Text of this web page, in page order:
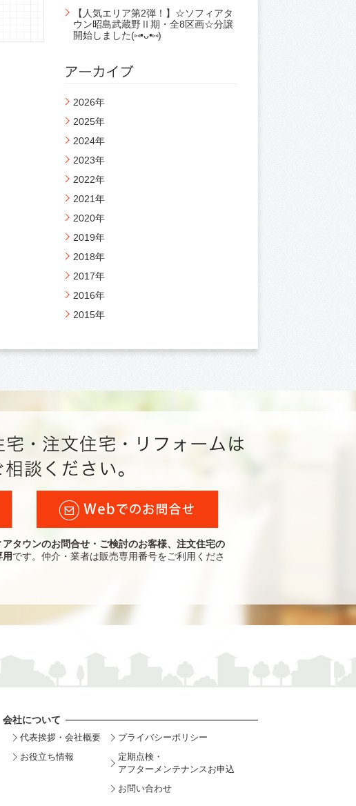
【人気エリア第2弾！】☆ソフィアタ
ウン昭島武蔵野Ⅱ期・全8区画☆分譲
開始しました(⑅•ᴗ•⑅)
2026年
2025年
2024年
2023年
2022年
2021年
2020年
2019年
2018年
2017年
2016年
2015年
タウンのお問合せ・ご検討のお客様、注文住宅の
です。仲介・業者は販売専用番号をご利用くださ
会社について
代表挨拶・会社概要
お役立ち情報
プライバシーポリシー
定期点検・
アフターメンテナンスお申込
お問い合わせ